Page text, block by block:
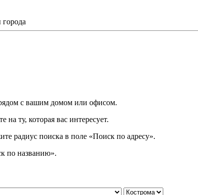
с вашим домом или офисом.
ту, которая вас интересует.
радиус поиска в поле «Поиск по адресу».
по названию».